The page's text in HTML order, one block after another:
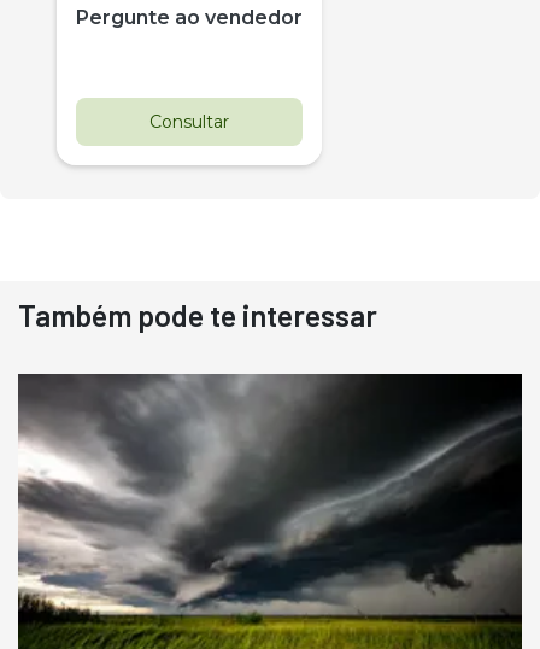
Pergunte ao vendedor
Consultar
Destaque
Usado
Pá Carregadeira Cat 966
Ano 1987
Londrina
R$ 145.000
Também pode te interessar